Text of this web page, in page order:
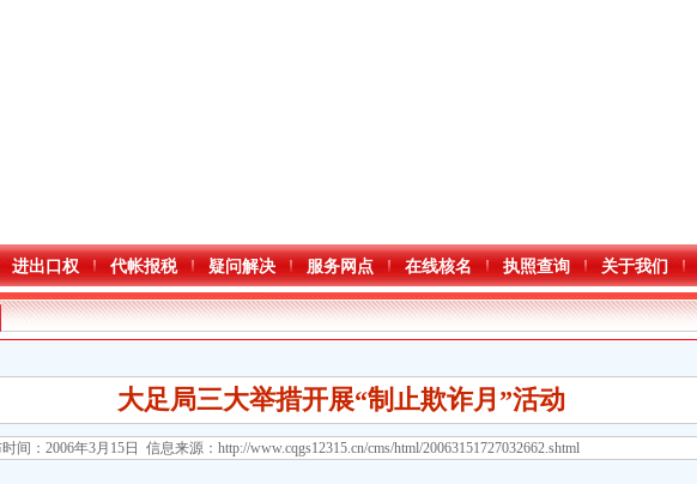
进出口权 代帐报税 疑问解决 服务网点 在线核名 执照查询 关于我们
大足局三大举措开展“制止欺诈月”活动
间：2006年3月15日 信息来源： http://www.cqgs12315.cn/cms/html/20063151727032662.shtml